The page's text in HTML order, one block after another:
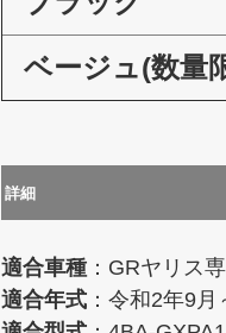
ベージュ(数量
詳細
適合車種 ：GRヤリス
適合年式 ：令和2年9月